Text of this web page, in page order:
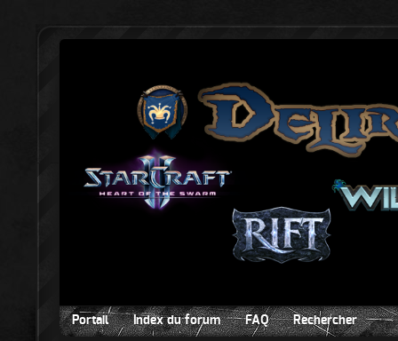
Portail Index du forum FAQ Rechercher